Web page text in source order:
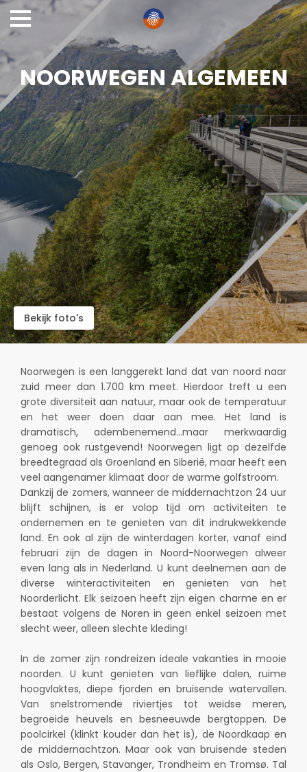
NOORWEGEN ALGEMEEN
Bekijk foto's
Noorwegen is een langgerekt land dat van noord naar
zuid meer dan 1.700 km meet. Hierdoor treft u een
grote diversiteit aan natuur, maar ook de temperatuur
en het weer doen daar aan mee. Het land is
dramatisch, adembenemend…maar merkwaardig
genoeg ook rustgevend! Noorwegen ligt op dezelfde
breedtegraad als Groenland en Siberië, maar heeft een
veel aangenamer klimaat door de warme golfstroom.
Dankzij de zomers, wanneer de middernachtzon 24 uur
blijft schijnen, is er volop tijd om activiteiten te
ondernemen en te genieten van dit indrukwekkende
land. En ook al zijn de winterdagen korter, vanaf eind
februari zijn de dagen in Noord-Noorwegen alweer
even lang als in Nederland. U kunt deelnemen aan de
diverse winteractiviteiten en genieten van het
Noorderlicht. Elk seizoen heeft zijn eigen charme en er
bestaat volgens de Noren in geen enkel seizoen met
slecht weer, alleen slechte kleding!
In de zomer zijn rondreizen ideale vakanties in mooie
noorden. U kunt genieten van lieflijke dalen, ruime
hoogvlaktes, diepe fjorden en bruisende watervallen.
Van snelstromende riviertjes tot weidse meren,
begroeide heuvels en besneeuwde bergtoppen. De
poolcirkel (klinkt kouder dan het is), de Noordkaap en
de middernachtzon. Maar ook van bruisende steden
als Oslo, Bergen, Stavanger, Trondheim en Tromsø. Tal